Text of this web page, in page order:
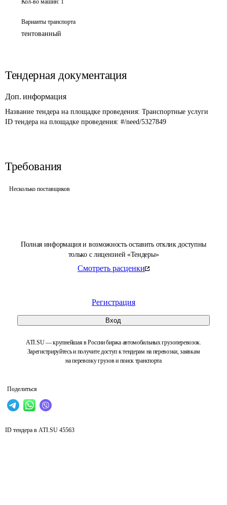
Полная информация и возможность оставить отклик доступны
только с лицензией «Тендеры»
Смотреть расценки
Регистрация
Вход
ATI.SU — крупнейшая в России биржа автомобильных грузоперевозок.
Зарегистрируйтесь и получите доступ к тендерам на перевозки, заявкам
на перевозку грузов и поиск транспорта
Поделиться
Кол-во машин: 1
Варианты транспорта
тентованный
Тендерная документация
Доп. информация
Название тендера на площадке проведения: Транспортные услуги
ID тендера на площадке проведения: #/need/5327849
Требования
Несколько поставщиков
ID тендера в ATI.SU 45563